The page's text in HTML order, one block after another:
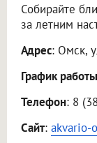
Собирайте
за летним
Адрес: Омск,
График работы
Телефон: 8
Сайт: akvario-